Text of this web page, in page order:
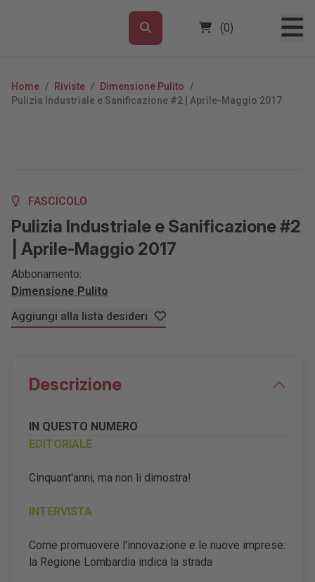
(0)
Home / Riviste / Dimensione Pulito
/
Pulizia Industriale e Sanificazione #2 | Aprile-Maggio 2017
FASCICOLO
Pulizia Industriale e Sanificazione #2
| Aprile-Maggio 2017
Abbonamento:
Dimensione Pulito
Aggiungi alla lista desideri
Descrizione
IN QUESTO NUMERO
EDITORIALE
Cinquant'anni, ma non li dimostra!
INTERVISTA
Come promuovere l'innovazione e le nuove imprese:
la Regione Lombardia indica la strada